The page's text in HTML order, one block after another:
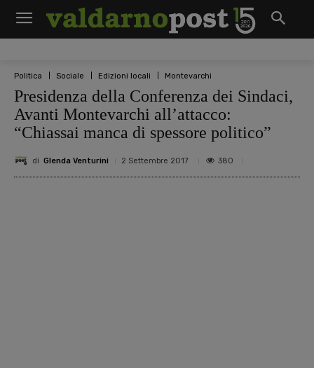
Politica Sociale Edizioni locali Montevarchi
Presidenza della Conferenza dei Sindaci,
Avanti Montevarchi all’attacco:
“Chiassai manca di spessore politico”
di Glenda Venturini 2 Settembre 2017 380